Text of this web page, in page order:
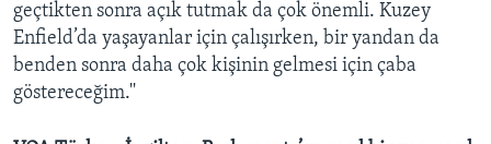
geçtikten sonra açık tutmak da çok önemli. Kuzey
Enfield’da yaşayanlar için çalışırken, bir yandan da
benden sonra daha çok kişinin gelmesi için çaba
göstereceğim.''